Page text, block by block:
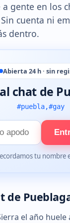
gente en los
cuenta ni
dentro.
Abierta 24 h · sin
chat de
#puebla,#gay
tu nombre
de
el año